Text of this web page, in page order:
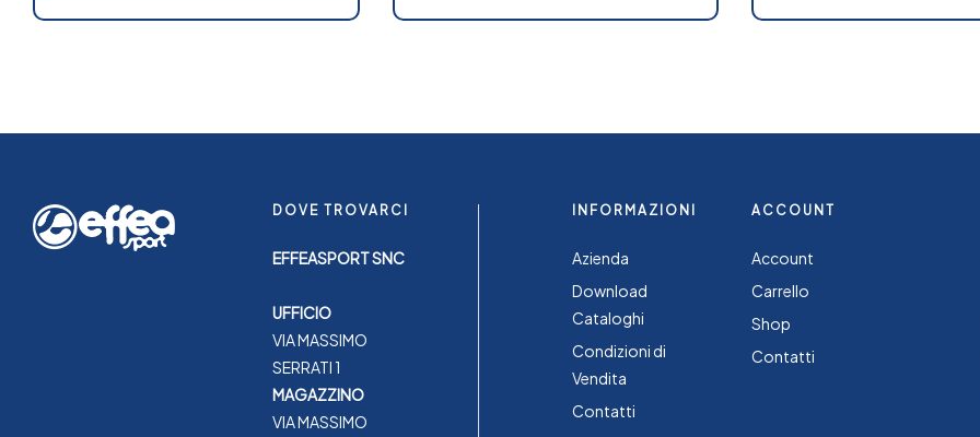
DOVE TROVARCI
EFFEASPORT SNC
UFFICIO
VIA MASSIMO
SERRATI 1
MAGAZZINO
VIA MASSIMO
INFORMAZIONI
Azienda
Download
Cataloghi
Condizioni di
Vendita
Contatti
ACCOUNT
Account
Carrello
Shop
Contatti